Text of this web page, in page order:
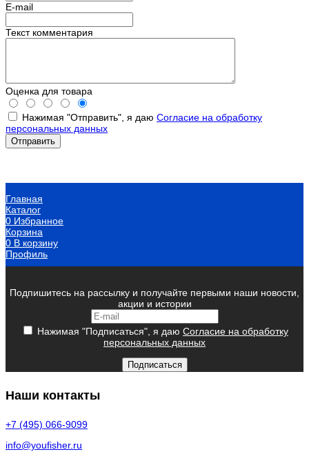
E-mail
Текст комментария
Оценка для товара
Нажимая "Отправить", я даю Согласие на обработку
персональных данных
Главная
Каталог
0 Избранное
Корзина
0 В корзину
Профиль
Подпишитесь на рассылку и получайте первыми наши новости,
акции и истории
Нажимая "Подписаться", я даю Согласие на обработку
персональных данных
Подписаться
Наши контакты
+7 (495) 066-9099
info@youfisher.ru